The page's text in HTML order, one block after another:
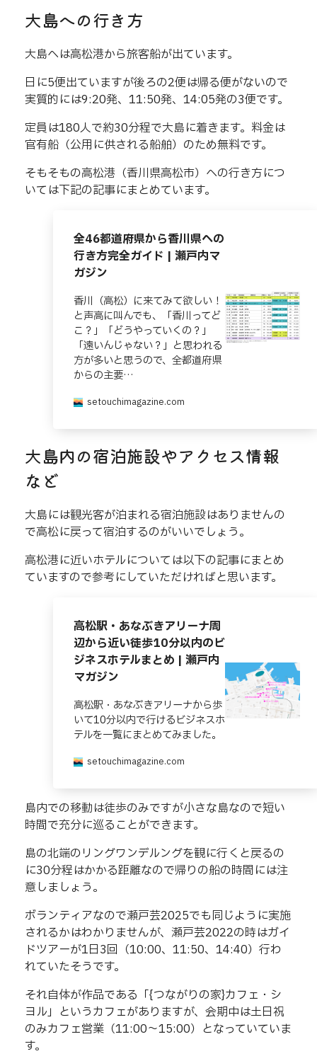
大島への行き方
大島へは高松港から旅客船が出ています。
日に5便出ていますが後ろの2便は帰る便がないので
実質的には9:20発、11:50発、14:05発の3便です。
定員は180人で約30分程で大島に着きます。料金は
官有船（公用に供される船舶）のため無料です。
そもそもの高松港（香川県高松市）への行き方につ
いては下記の記事にまとめています。
全46都道府県から香川県への
行き方完全ガイド | 瀬戸内マ
ガジン
香川（高松）に来てみて欲しい！
と声高に叫んでも、「香川ってど
こ？」「どうやっていくの？」
「遠いんじゃない？」と思われる
方が多いと思うので、全都道府県
からの主要…
setouchimagazine.com
大島内の宿泊施設やアクセス情報
など
大島には観光客が泊まれる宿泊施設はありませんの
で高松に戻って宿泊するのがいいでしょう。
高松港に近いホテルについては以下の記事にまとめ
ていますので参考にしていただければと思います。
高松駅・あなぶきアリーナ周
辺から近い徒歩10分以内のビ
ジネスホテルまとめ | 瀬戸内
マガジン
高松駅・あなぶきアリーナから歩
いて10分以内で行けるビジネスホ
テルを一覧にまとめてみました。
setouchimagazine.com
島内での移動は徒歩のみですが小さな島なので短い
時間で充分に巡ることができます。
島の北端のリングワンデルングを観に行くと戻るの
に30分程はかかる距離なので帰りの船の時間には注
意しましょう。
ボランティアなので瀬戸芸2025でも同じように実施
されるかはわかりませんが、瀬戸芸2022の時はガイ
ドツアーが1日3回（10:00、11:50、14:40）行わ
れていたそうです。
それ自体が作品である「{つながりの家}カフェ・シ
ヨル」というカフェがありますが、会期中は土日祝
のみカフェ営業（11:00～15:00）となっていていま
す。